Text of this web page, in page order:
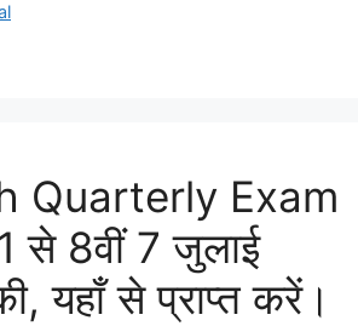
Quarterly Exam
से 8वीं 7 जुलाई
यहाँ से प्राप्त करें।